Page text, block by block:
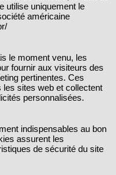
utilise uniquement le
américaine
le moment venu, les
fournir aux visiteurs des
pertinentes. Ces
sites web et collectent
personnalisées.
indispensables au bon
assurent les
de sécurité du site